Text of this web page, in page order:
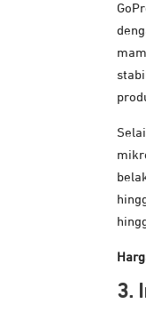
3.